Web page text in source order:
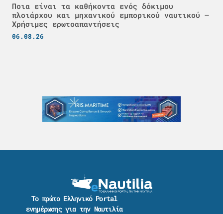
Ποια είναι τα καθήκοντα ενός δόκιμου
πλοιάρχου και μηχανικού εμπορικού ναυτικού –
Χρήσιμες ερωτοαπαντήσεις
06.08.26
Το πρώτο Ελληνικό Portal
ενημέρωσης για την Ναυτιλία